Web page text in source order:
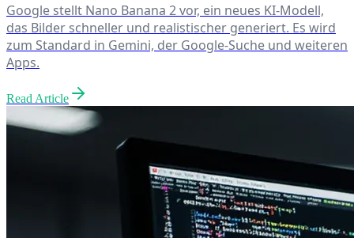
Google stellt Nano Banana 2 vor, ein neues KI-Modell,
das Bilder schneller und realistischer generiert. Es wird
zum Standard in Gemini, der Google-Suche und weiteren
Apps.
Read Article